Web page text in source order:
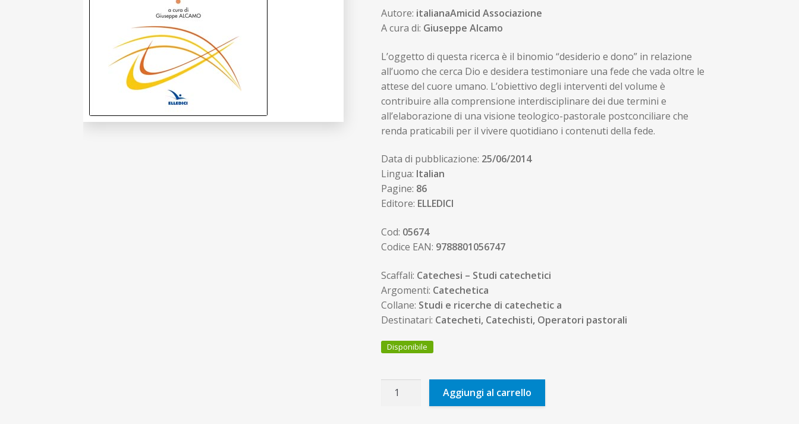
era:
18,00€.
è:
17,10€.
Autore: italianaAmicid Associazione
A cura di: Giuseppe Alcamo
L’oggetto di questa ricerca è il binomio “desiderio e dono” in relazione
all’uomo che cerca Dio e desidera testimoniare una fede che vada oltre le
attese del cuore umano. L’obiettivo degli interventi del volume è
contribuire alla comprensione interdisciplinare dei due termini e
all’elaborazione di una visione teologico-pastorale postconciliare che
renda praticabili per il vivere quotidiano i contenuti della fede.
Data di pubblicazione: 25/06/2014
Lingua: Italian
Pagine: 86
Editore: ELLEDICI
Cod: 05674
Codice EAN: 9788801056747
Scaffali: Catechesi – Studi catechetici
Argomenti: Catechetica
Collane: Studi e ricerche di catechetic a
Destinatari: Catecheti, Catechisti, Operatori pastorali
Disponibile
Aggiungi al carrello